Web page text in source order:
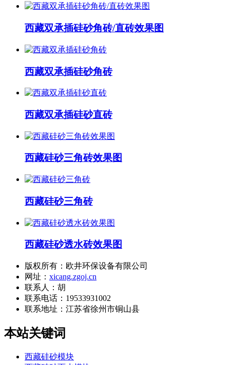
西藏双承插硅砂角砖/直砖效果图
西藏双承插硅砂角砖
西藏双承插硅砂直砖
西藏硅砂三角砖效果图
西藏硅砂三角砖
西藏硅砂透水砖效果图
版权所有：欧井环保设备有限公司
网址： xicang.zgoj.cn
联系人：胡
联系电话：19533931002
联系地址： 江苏省徐州市铜山县
本站关键词
西藏硅砂模块